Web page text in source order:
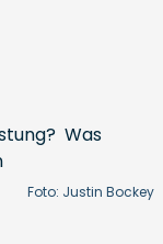
Foto: Justin Bockey